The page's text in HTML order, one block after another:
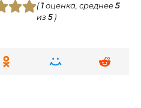
( 1оценка, среднее 5
из 5)